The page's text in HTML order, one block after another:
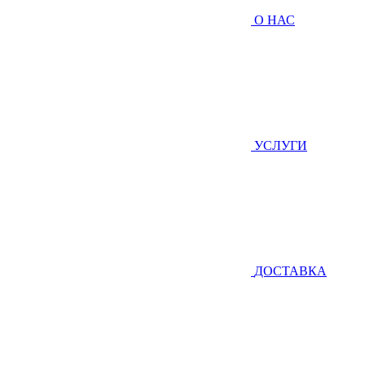
О НАС
УСЛУГИ
ДОСТАВКА